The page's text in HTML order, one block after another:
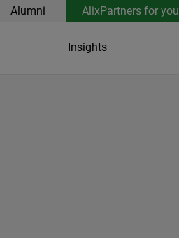
Alumni AlixPartners for you
Insights